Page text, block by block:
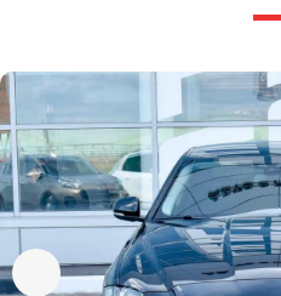
обработку моих